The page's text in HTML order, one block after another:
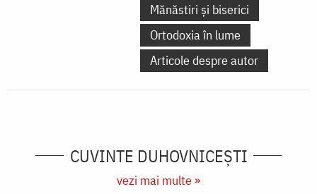
Mănăstiri și biserici
Ortodoxia în lume
Articole despre autor
CUVINTE DUHOVNICEȘTI
vezi mai multe »